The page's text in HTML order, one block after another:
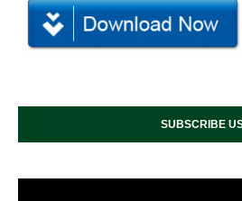
SUBSCRIBE